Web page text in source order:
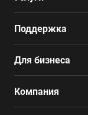
Поддержка
Для бизнеса
Компания